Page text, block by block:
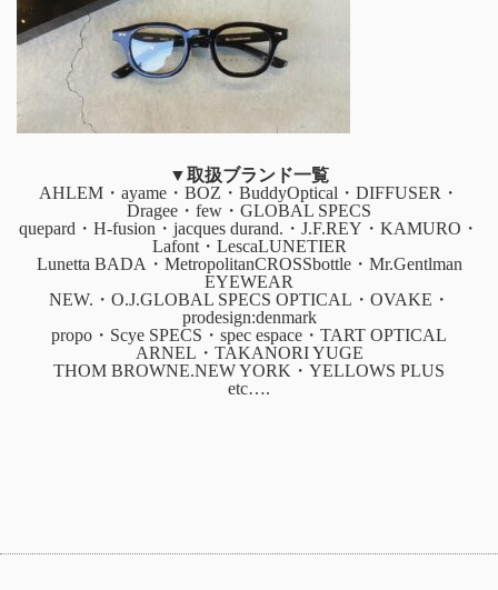
▼取扱ブランド一覧
AHLEM・ayame・BOZ・BuddyOptical・DIFFUSER・
Dragee・few・GLOBAL SPECS
quepard・H-fusion・jacques durand.・J.F.REY・KAMURO・
Lafont・LescaLUNETIER
Lunetta BADA・MetropolitanCROSSbottle・Mr.Gentlman
EYEWEAR
NEW.・O.J.GLOBAL SPECS OPTICAL・OVAKE・
prodesign:denmark
propo・Scye SPECS・spec espace・TART OPTICAL
ARNEL・TAKANORI YUGE
THOM BROWNE.NEW YORK・YELLOWS PLUS
etc….